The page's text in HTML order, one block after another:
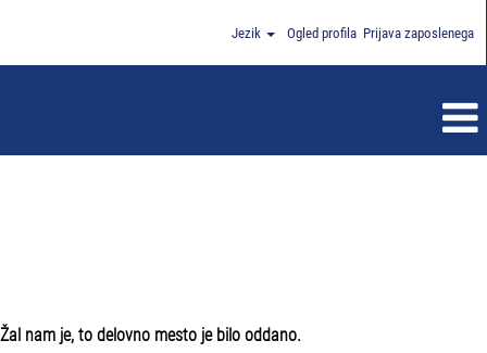
Jezik Ogled profila Prijava zaposlenega
Žal nam je, to delovno mesto je bilo oddano.